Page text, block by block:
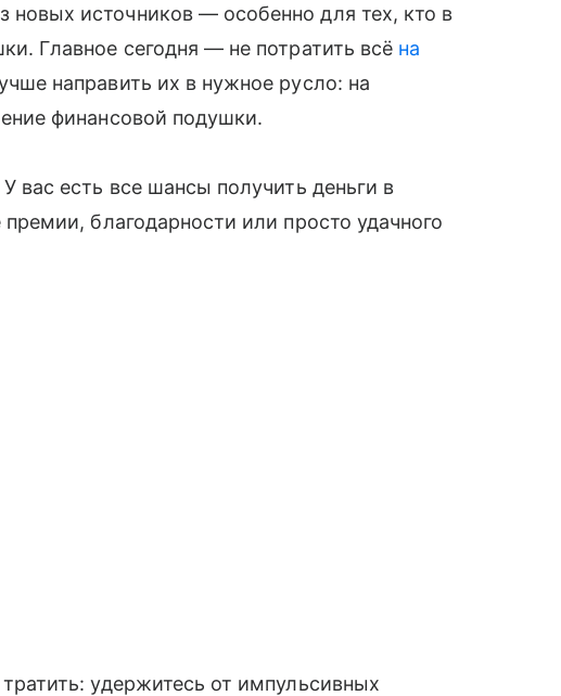
источников — особенно для тех, кто в
Главное сегодня — не потратить всё на
направить их в нужное русло: на
финансовой подушки.
вас есть все шансы получить деньги в
благодарности или просто удачного
удержитесь от импульсивных